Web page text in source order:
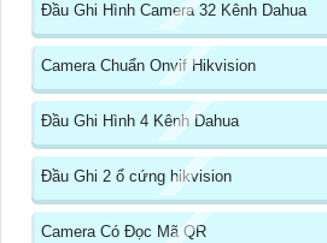
Đầu Ghi Hình Camera 32 Kênh Dahua
Camera Chuẩn Onvif Hikvision
Đầu Ghi Hình 4 Kênh Dahua
Đầu Ghi 2 ổ cứng hikvision
Camera Có Đọc Mã QR